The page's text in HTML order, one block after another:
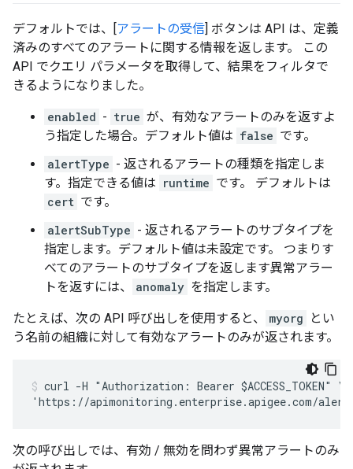
デフォルトでは、[アラートの受信] ボタンは API は、定義
済みのすべてのアラートに関する情報を返します。 この
API でクエリ パラメータを取得して、結果をフィルタで
きるようになりました。
enabled - true が、有効なアラートのみを返すよ
う指定した場合。デフォルト値は false です。
alertType - 返されるアラートの種類を指定しま
す。指定できる値は runtime です。 デフォルトは
cert です。
alertSubType - 返されるアラートのサブタイプを
指定します。デフォルト値は未設定です。 つまりす
べてのアラートのサブタイプを返します異常アラー
トを返すには、
anomaly を指定します。
たとえば、次の API 呼び出しを使用すると、 myorg
とい
う名前の組織に対して有効なアラートのみが返されます。
curl -H "Authorization: Bearer $ACCESS_TOKEN" \
次の呼び出しでは、有効 / 無効を問わず異常アラートのみ